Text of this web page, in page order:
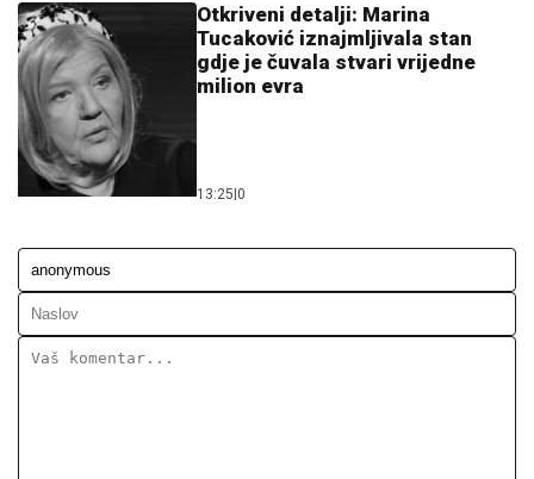
Otkriveni detalji: Marina
Tucaković iznajmljivala stan
gdje je čuvala stvari vrijedne
milion evra
13:25|0